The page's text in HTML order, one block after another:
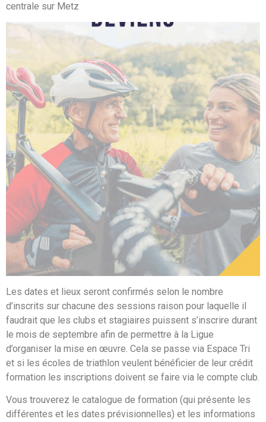
centrale sur Metz
Les dates et lieux seront confirmés selon le nombre
d’inscrits sur chacune des sessions raison pour laquelle il
faudrait que les clubs et stagiaires puissent s’inscrire durant
le mois de septembre afin de permettre à la Ligue
d’organiser la mise en œuvre. Cela se passe via Espace Tri
et si les écoles de triathlon veulent bénéficier de leur crédit
formation les inscriptions doivent se faire via le compte club.
Vous trouverez le catalogue de formation (qui présente les
différentes et les dates prévisionnelles) et les informations